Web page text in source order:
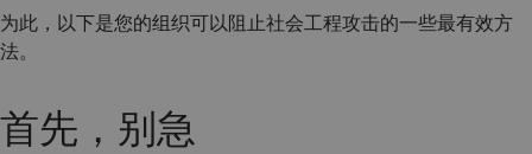
为此，以下是您的组织可以阻止社会工程攻击的一些最有效方
法。
首先，别急